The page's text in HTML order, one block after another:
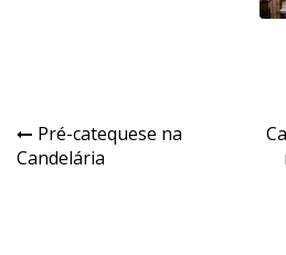
Navegação
de
Pré-catequese na
Candelária